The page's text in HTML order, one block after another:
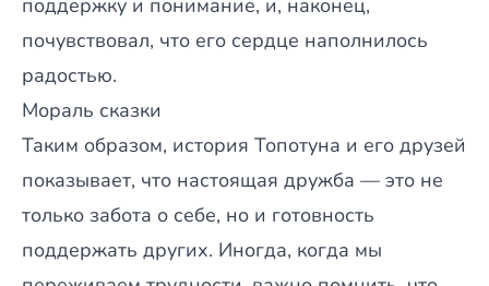
почувствовал, что его сердце наполнилось
радостью.
Мораль сказки
Таким образом, история Топотуна и его друзей
показывает, что настоящая дружба — это не
только забота о себе, но и готовность
поддержать других. Иногда, когда мы